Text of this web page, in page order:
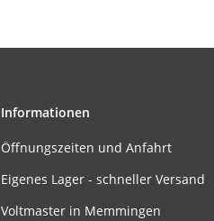
Informationen
Öffnungszeiten und Anfahrt
Eigenes Lager - schneller Versand
Voltmaster in Memmingen